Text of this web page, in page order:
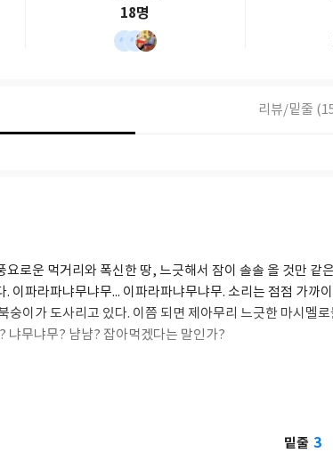
18명
리뷰/밑줄
요로운 먹거리와 폭신한 땅, 느긋해서 잠이 솔솔 올 것만 같
. 이파라파냐무냐무... 이파라파냐무냐무. 소리는 점점 가까
숭이가 도사리고 있다. 이쯤 되면 제아무리 느긋한 마시멜
냐무냐무? 냠냠? 잡아먹겠다는 말인가?
밑줄 3